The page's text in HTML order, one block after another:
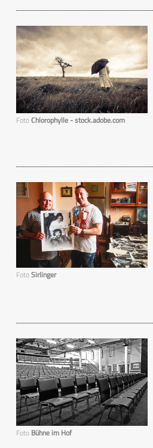
FotoChlorophylle - stock.adobe.com
FotoSirlinger
Foto Bühne im Hof